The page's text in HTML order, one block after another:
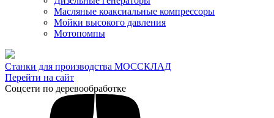
Масляные коаксиальные компрессоры
Мойки высокого давления
Мотопомпы
Станки для производства МОССКЛАД
Перейти на сайт
Соцсети по деревообработке